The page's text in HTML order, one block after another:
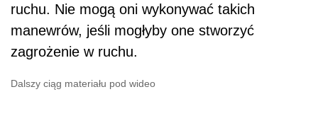
ruchu. Nie mogą oni wykonywać takich
manewrów, jeśli mogłyby one stworzyć
zagrożenie w ruchu.
Dalszy ciąg materiału pod wideo